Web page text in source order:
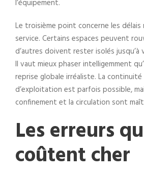
l’équipement.
Le troisième point concerne les délais
service. Certains espaces peuvent
d’autres doivent rester isolés
Il vaut mieux phaser intelligemment
reprise globale irréaliste. La
d’exploitation est parfois possible,
confinement et la circulation sont
Les erreurs
coûtent cher